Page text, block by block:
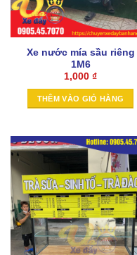
Xe nước mía sầu riêng
1M6
1,000 ₫
THÊM VÀO GIỎ HÀNG